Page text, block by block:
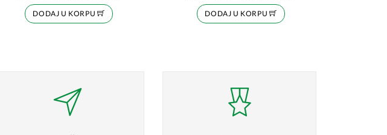
DODAJ U KORPU DODAJ U KORPU